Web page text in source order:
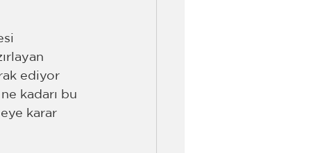
ediyor
kadarı bu
karar